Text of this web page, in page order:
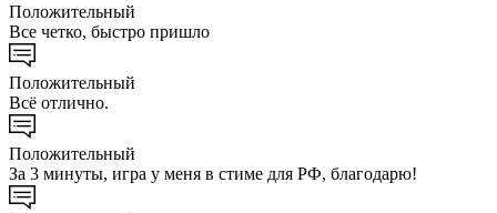
Положительный
Все четко, быстро пришло
Положительный
Всё отлично.
Положительный
За 3 минуты, игра у меня в стиме для РФ, благодарю!